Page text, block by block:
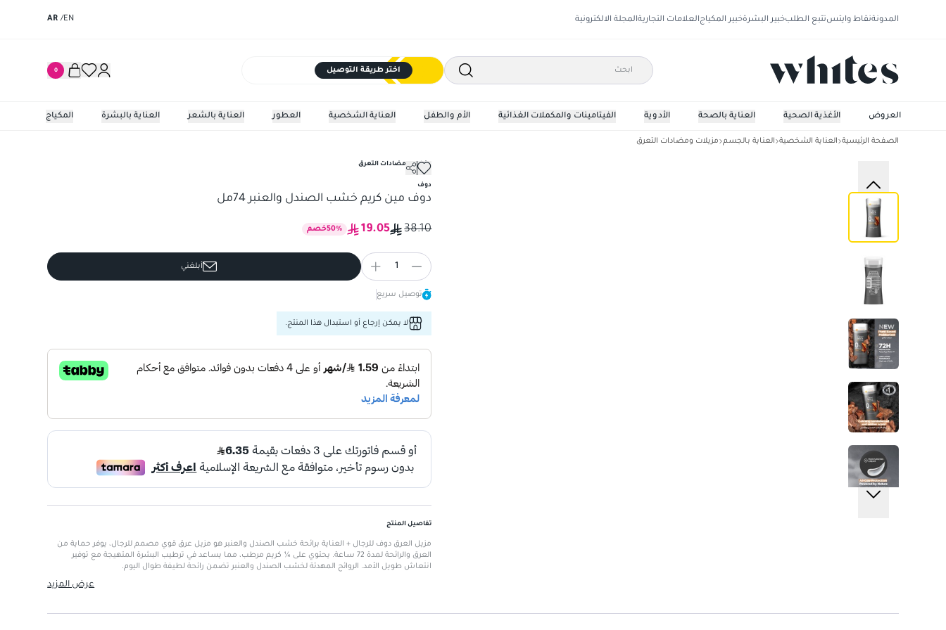
المدونةنقاط وايتستتبع الطلبخبير البشرةخبير المكياجالعلامات التجاريةالمجلة الالكترونية EN
/
AR
اختر طريقة التوصيل 0
المكياج العناية بالبشرة العناية بالشعر العطور العناية الشخصية الأم والطفل الفيتامينات والمكملات الغذائية الأدوية العناية بالصحة الأغذية الصحية العروض
الصفحة الرئيسية العناية الشخصية العناية بالجسم مزيلات ومضادات التعرق
دوف مين كريم خشب الصندل والعنبر 74مل
مزيلات ومضادات التعرق
دوف
دوف مين كريم خشب الصندل والعنبر 74مل
38.10
19.05
50% خصم
1 أبلغني
توصيل سريع
لا يمكن إرجاع أو استبدال هذا المنتج.
تفاصيل المنتج
مزيل العرق دوف للرجال + العناية برائحة خشب الصندل والعنبر هو مزيل عرق قوي مصمم للرجال، يوفر حماية من
العرق والرائحة لمدة 72 ساعة. يحتوي على ¼ كريم مرطب، مما يساعد في ترطيب البشرة المتهيجة مع توفير
انتعاش طويل الأمد. الروائح المهدئة لخشب الصندل والعنبر تضمن رائحة لطيفة طوال اليوم.
خالي من الألومنيوم والبارابين وصودا الخبز: لطيف على البشرة
عرض المزيد